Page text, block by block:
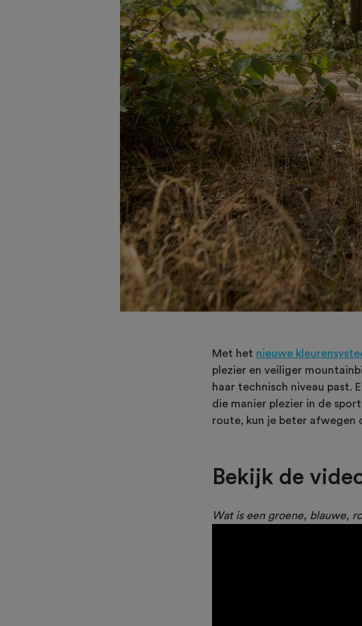
Met het nieuwe
plezier en veiliger
haar technisch niveau past.
die manier plezier in de
route, kun je beter afwegen
Bekijk de
Wat is een groene, blauwe,